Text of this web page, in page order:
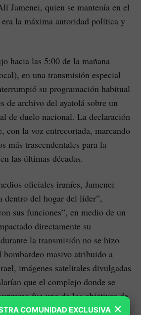
Jamenei, quien se mantenía en el
era la máxima autoridad política y
hacia las 5:00 de la mañana
en una transmisión especial
su programación habitual
de archivo del ayatolá sobre un
de duelo nacional. La declaración
con la voz entrecortada, marcando
más trascendentales para la
las últimas décadas.
oficiales iraníes, Jamenei
dentro del hogar del líder”,
sus funciones”, en medio de un
directamente su
la transmisión no se hizo
masivo atribuido a
imágenes satelitales divulgadas
que el complejo donde se
fue uno de los objetivos de
×
COMUNIDAD EXCLUSIVA